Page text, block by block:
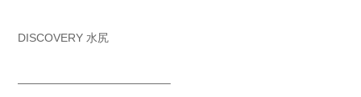
DISCOVERY 水尻
—————————————–